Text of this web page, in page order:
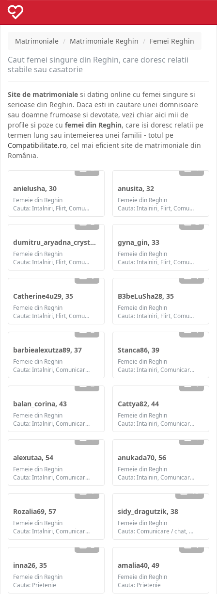
Matrimoniale Matrimoniale Reghin Femei Reghin
Caut femei singure din Reghin, care doresc relatii
stabile sau casatorie
Site de matrimoniale si dating online cu femei singure si
serioase din Reghin. Daca esti in cautare unei domnisoare
sau doamne frumoase si devotate, vezi chiar aici mii de
profile si poze cu femei din Reghin, care isi doresc relatii pe
termen lung sau intemeierea unei familii - totul pe
Compatibilitate.ro, cel mai eficient site de matrimoniale din
România.
2
anielusha, 30
Femeie din Reghin
Cauta: Intalniri, Flirt, Comunicare / chat, Prietenie, Casatorie
1
anusita, 32
Femeie din Reghin
Cauta: Intalniri, Flirt, Comunicare / chat, Prietenie, Casatorie
2
dumitru_aryadna_crystyna, 32
Femeie din Reghin
Cauta: Intalniri, Flirt, Comunicare / chat, Prietenie, Casatorie
2
gyna_gin, 33
Femeie din Reghin
Cauta: Intalniri, Flirt, Comunicare / chat, Prietenie, Casatorie
1
Catherine4u29, 35
Femeie din Reghin
Cauta: Intalniri, Flirt, Comunicare / chat, Prietenie, Casatorie
1
B3beLuSha28, 35
Femeie din Reghin
Cauta: Intalniri, Flirt, Comunicare / chat, Prietenie, Casatorie
2
barbiealexutza89, 37
Femeie din Reghin
Cauta: Intalniri, Comunicare / chat, Prietenie, Casatorie
1
Stanca86, 39
Femeie din Reghin
Cauta: Intalniri, Comunicare / chat, Prietenie, Casatorie
2
balan_corina, 43
Femeie din Reghin
Cauta: Intalniri, Comunicare / chat, Prietenie, Casatorie
1
Cattya82, 44
Femeie din Reghin
Cauta: Intalniri, Comunicare / chat, Prietenie, Casatorie
1
alexutaa, 54
Femeie din Reghin
Cauta: Intalniri, Comunicare / chat, Prietenie
1
anukada70, 56
Femeie din Reghin
Cauta: Intalniri, Comunicare / chat, Prietenie
1
Rozalia69, 57
Femeie din Reghin
Cauta: Intalniri, Comunicare / chat, Prietenie
13
sidy_dragutzik, 38
Femeie din Reghin
Cauta: Comunicare / chat, Prietenie
2
inna26, 35
Femeie din Reghin
Cauta: Prietenie
1
amalia40, 49
Femeie din Reghin
Cauta: Prietenie